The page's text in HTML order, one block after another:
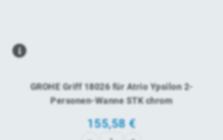
GROHE Griff 18026 für Atrio Ypsilon 2-
Personen-Wanne STK chrom
155,58€